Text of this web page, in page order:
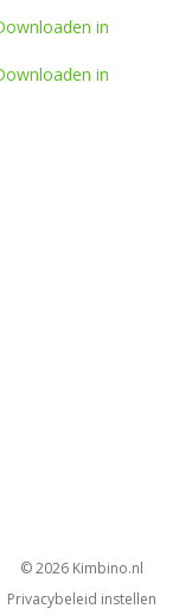
in
in
© 2026
kimbino.nl
Privacybeleid instellen